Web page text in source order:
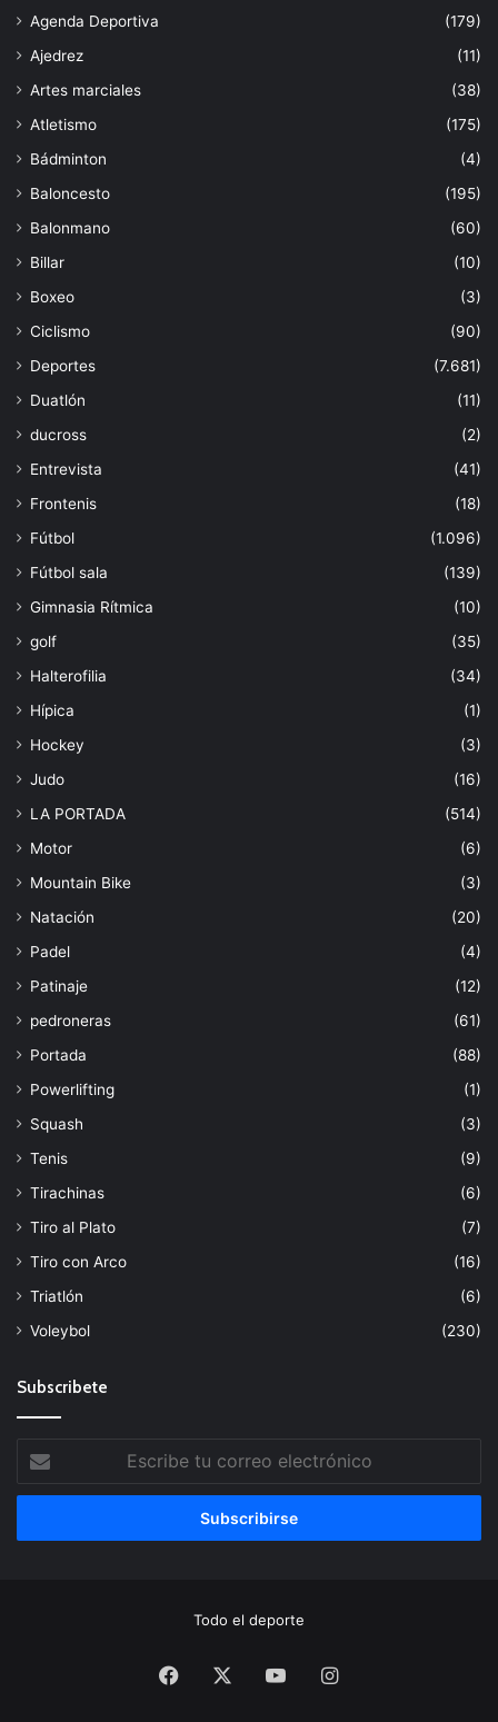
Agenda Deportiva
(179)
Ajedrez
(11)
Artes marciales
(38)
Atletismo
(175)
Bádminton
(4)
Baloncesto
(195)
Balonmano
(60)
Billar
(10)
Boxeo
(3)
Ciclismo
(90)
Deportes
(7.681)
Duatlón
(11)
ducross
(2)
Entrevista
(41)
Frontenis
(18)
Fútbol
(1.096)
Fútbol sala
(139)
Gimnasia Rítmica
(10)
golf
(35)
Halterofilia
(34)
Hípica
(1)
Hockey
(3)
Judo
(16)
LA PORTADA
(514)
Motor
(6)
Mountain Bike
(3)
Natación
(20)
Padel
(4)
Patinaje
(12)
pedroneras
(61)
Portada
(88)
Powerlifting
(1)
Squash
(3)
Tenis
(9)
Tirachinas
(6)
Tiro al Plato
(7)
Tiro con Arco
(16)
Triatlón
(6)
Voleybol
(230)
Subscribete
tu
correo
Todo el deporte
Facebook YouTubeInstagram